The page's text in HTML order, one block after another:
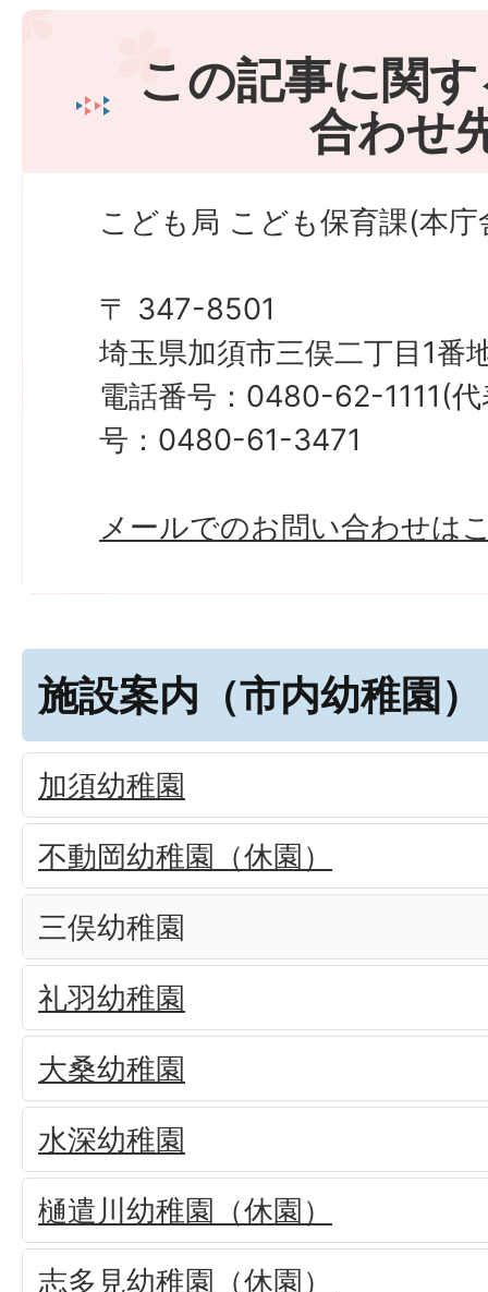
この記事に関
合わせ
こども局 こども保育課(本
〒 347-8501
埼玉県加須市三俣二丁目1番
電話番号：0480-62-1111(
号：0480-61-3471
メールでのお問い合わせは
施設案内（市内幼稚園）
加須幼稚園
不動岡幼稚園（休園）
三俣幼稚園
礼羽幼稚園
大桑幼稚園
水深幼稚園
樋遣川幼稚園（休園）
志多見幼稚園（休園）